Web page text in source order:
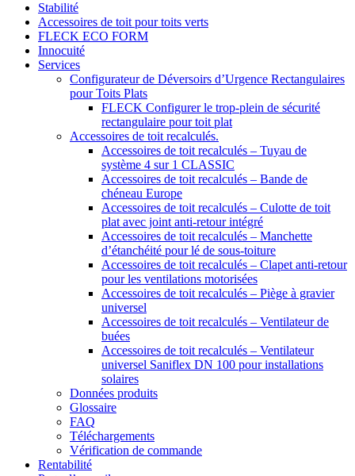
Stabilité
Accessoires de toit pour toits verts
FLECK ECO FORM
Innocuité
Services
Configurateur de Déversoirs d’Urgence Rectangulaires
pour Toits Plats
FLECK Configurer le trop-plein de sécurité
rectangulaire pour toit plat
Accessoires de toit recalculés.
Accessoires de toit recalculés – Tuyau de
système 4 sur 1 CLASSIC
Accessoires de toit recalculés – Bande de
chéneau Europe
Accessoires de toit recalculés – Culotte de toit
plat avec joint anti-retour intégré
Accessoires de toit recalculés – Manchette
d’étanchéité pour lé de sous-toiture
Accessoires de toit recalculés – Clapet anti-retour
pour les ventilations motorisées
Accessoires de toit recalculés – Piège à gravier
universel
Accessoires de toit recalculés – Ventilateur de
buées
Accessoires de toit recalculés – Ventilateur
universel Saniflex DN 100 pour installations
solaires
Données produits
Glossaire
FAQ
Téléchargements
Vérification de commande
Rentabilité